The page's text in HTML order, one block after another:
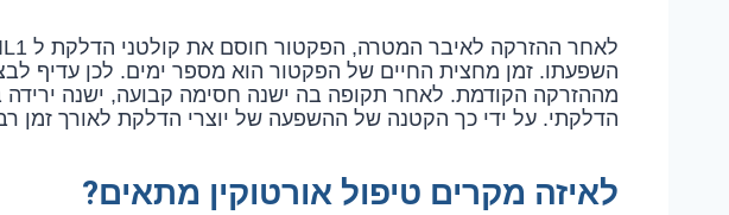
מההזרקה הקודמת. לאחר תקופה בה ישנה חסימה קבועה, ישנה ירידה
הדלקתי. על ידי כך הקטנה של ההשפעה של יוצרי הדלקת לאורך זמן רב
לאיזה מקרים טיפול אורטוקין מתאים?